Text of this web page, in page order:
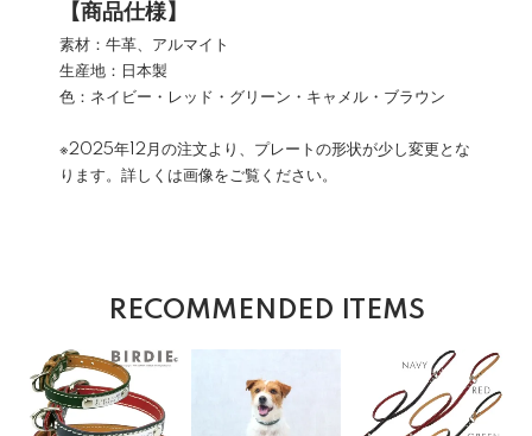
【商品仕様】
素材：牛革、アルマイト
生産地：日本製
色：ネイビー・レッド・グリーン・キャメル・ブラウン
※2025年12月の注文より、プレートの形状が少し変更とな
ります。詳しくは画像をご覧ください。
RECOMMENDED ITEMS